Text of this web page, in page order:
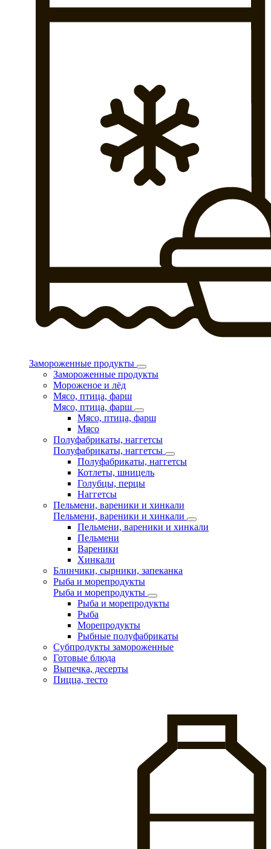
Замороженные продукты
Замороженные продукты
Мороженое и лёд
Мясо, птица, фарш
Мясо, птица, фарш
Мясо, птица, фарш
Мясо
Полуфабрикаты, наггетсы
Полуфабрикаты, наггетсы
Полуфабрикаты, наггетсы
Котлеты, шницель
Голубцы, перцы
Наггетсы
Пельмени, вареники и хинкали
Пельмени, вареники и хинкали
Пельмени, вареники и хинкали
Пельмени
Вареники
Хинкали
Блинчики, сырники, запеканка
Рыба и морепродукты
Рыба и морепродукты
Рыба и морепродукты
Рыба
Морепродукты
Рыбные полуфабрикаты
Субпродукты замороженные
Готовые блюда
Выпечка, десерты
Пицца, тесто